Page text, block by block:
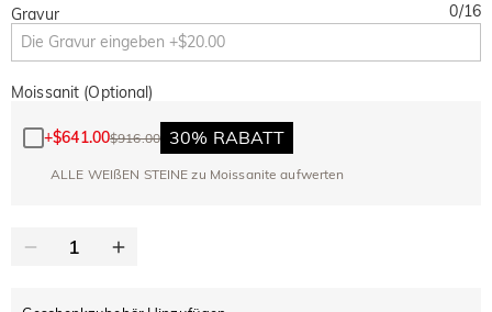
Gravur 0/16
Moissanit (Optional)
+$641.00$916.00 30% RABATT
ALLE WEIßEN STEINE zu Moissanite aufwerten